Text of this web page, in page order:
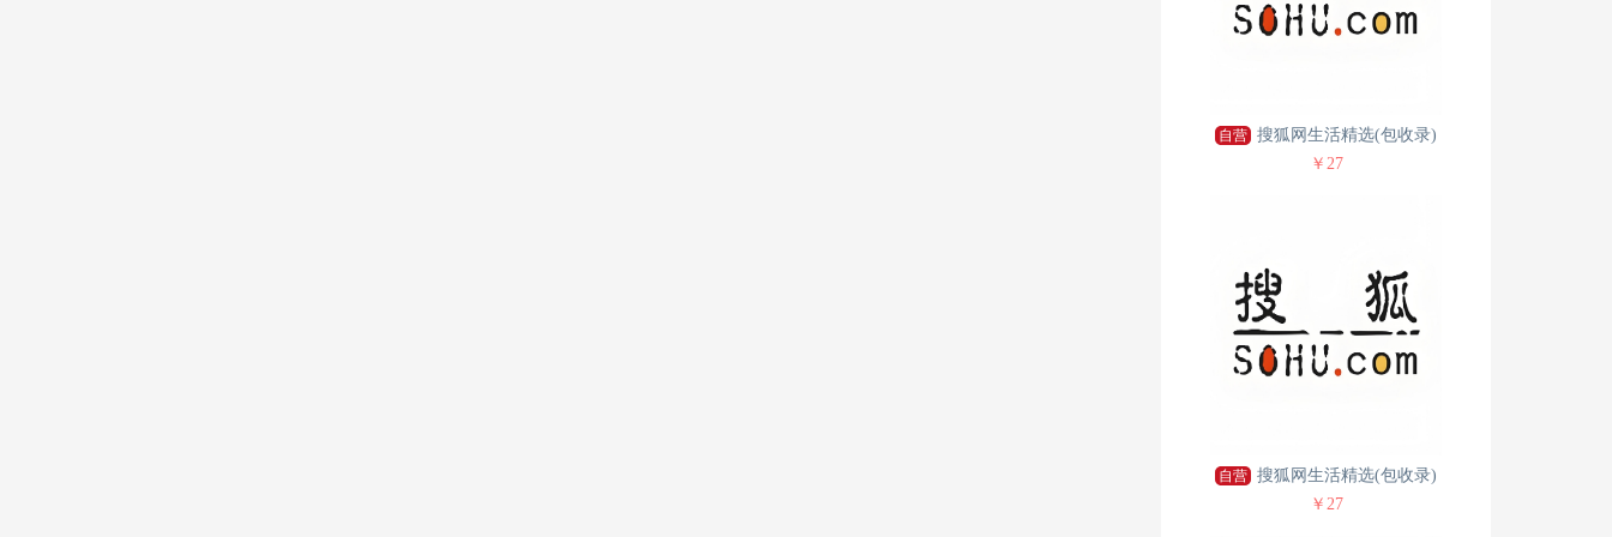
自营 搜狐网生活精选(包收录)
￥27
自营 搜狐网生活精选(包收录)
￥27